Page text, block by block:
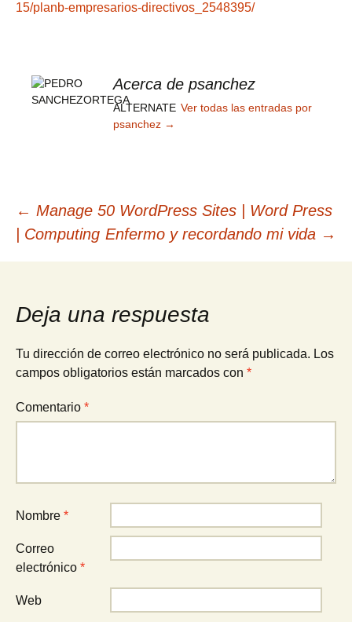
15/planb-empresarios-directivos_2548395/
Acerca de psanchez
ALTERNATE Ver todas las entradas por
psanchez →
Navegación
de
entradas
← Manage 50 WordPress Sites | Word Press
| Computing Enfermo y recordando mi vida →
Deja una respuesta
Tu dirección de correo electrónico no será publicada. Los
campos obligatorios están marcados con *
Comentario *
Nombre *
Correo
electrónico *
Web